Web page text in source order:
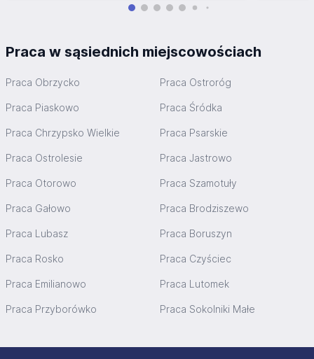
Praca w sąsiednich miejscowościach
Praca Obrzycko Praca Ostroróg
Praca Piaskowo Praca Śródka
Praca Chrzypsko Wielkie Praca Psarskie
Praca Ostrolesie Praca Jastrowo
Praca Otorowo Praca Szamotuły
Praca Gałowo Praca Brodziszewo
Praca Lubasz Praca Boruszyn
Praca Rosko Praca Czyściec
Praca Emilianowo Praca Lutomek
Praca Przyborówko Praca Sokolniki Małe